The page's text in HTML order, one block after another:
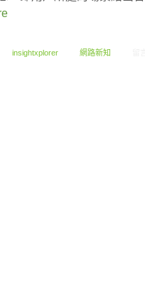
insightxplorer 網路新知